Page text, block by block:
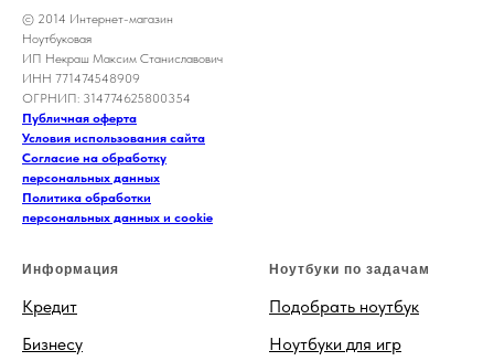
© 2014 Интернет-магазин
Ноутбуковая
ИП Некраш Максим Станиславович
ИНН 771474548909
ОГРНИП: 314774625800354
Публичная оферта
Условия использования сайта
Согласие на обработку
персональных данных
Политика обработки
персональных данных и cookie
Информация
Кредит
Бизнесу
Ноутбуки по задачам
Подобрать ноутбук
Ноутбуки для игр